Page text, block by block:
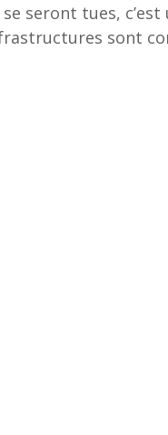
seront tues, c’est
sont